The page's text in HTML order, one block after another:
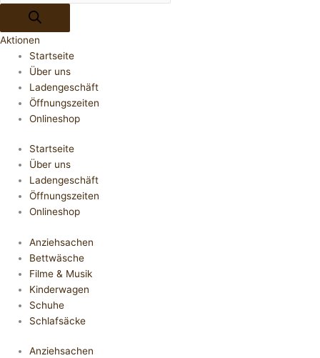
Aktionen
Startseite
Über uns
Ladengeschäft
Öffnungszeiten
Onlineshop
Startseite
Über uns
Ladengeschäft
Öffnungszeiten
Onlineshop
Anziehsachen
Bettwäsche
Filme & Musik
Kinderwagen
Schuhe
Schlafsäcke
Anziehsachen